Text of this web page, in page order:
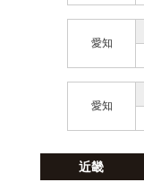
愛知
愛知
近畿